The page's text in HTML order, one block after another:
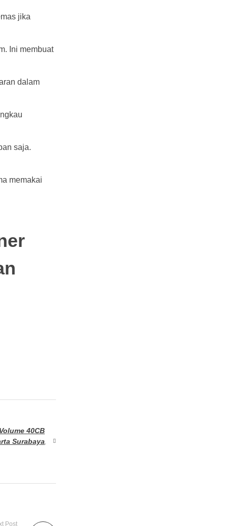
jika
Ini membuat
dalam
saja.
memakai
40CB
Surabaya
Post